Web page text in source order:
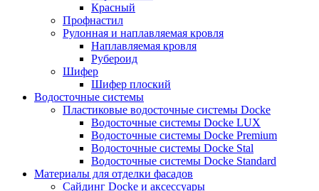
Красный
Профнастил
Рулонная и наплавляемая кровля
Наплавляемая кровля
Рубероид
Шифер
Шифер плоский
Водосточные системы
Пластиковые водосточные системы Docke
Водосточные системы Docke LUX
Водосточные системы Docke Premium
Водосточные системы Docke Stal
Водосточные системы Docke Standard
Материалы для отделки фасадов
Сайдинг Docke и аксессуары